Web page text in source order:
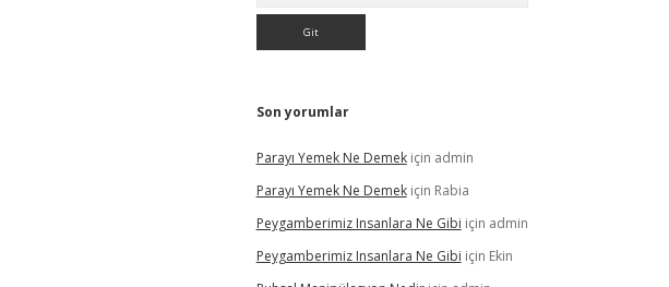
Son yorumlar
Parayı Yemek Ne Demekiçin admin
Parayı Yemek Ne Demekiçin Rabia
Peygamberimiz Insanlara Ne Gibi için admin
Peygamberimiz Insanlara Ne Gibi için Ekin